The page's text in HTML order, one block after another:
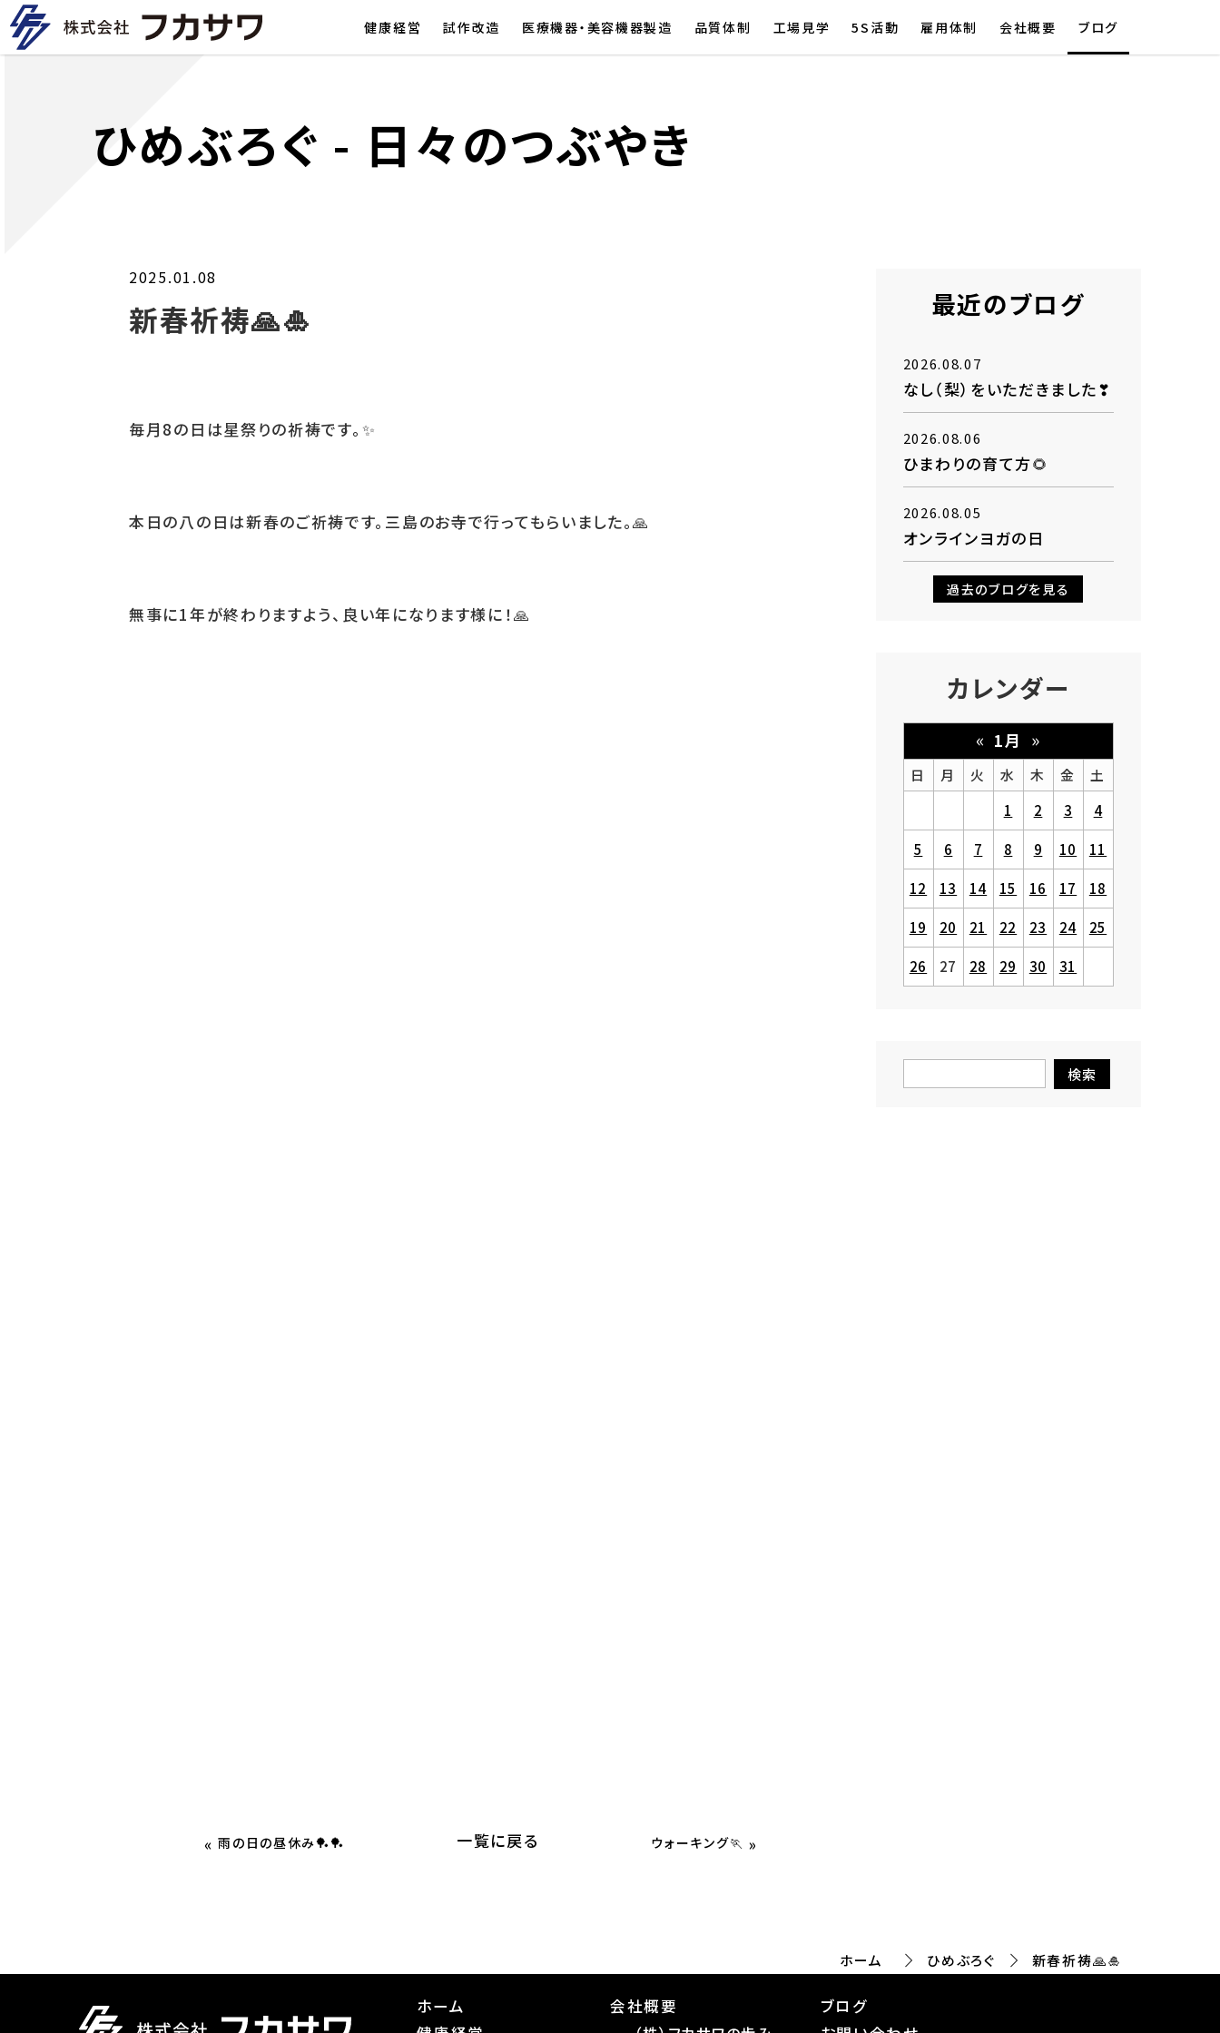
健康経営 試作改造 医療機器・美容機器製造 品質体制 工場見学 5S活動 雇用体制 会社概要 ブログ
ひめぶろぐ - 日々のつぶやき
2025.01.08
新春祈祷🙏🎍
毎月 8の日は星祭りの祈祷です。 ✨
本日の八の日は新春のご祈祷です。三島のお寺で行ってもらいました。🙏
無事に1年が終わりますよう、良い年になります様に！ 🙏
«雨の日の昼休み🏓🏓 一覧に戻る ウォーキング🏃 »
最近のブログ
2026.08.07
なし（梨）をいただきました❣
2026.08.06
ひまわりの育て方🌻
2026.08.05
オンラインヨガの日
過去のブログを見る
カレンダー
« 1月 »
日 月 火 水 木 金
土
1
2 3 4
5 6 7 8 9 10 11
12 13 14 15 16 17 18
19 20 21 22 23 24 25
26 27 28 29 30 31
ホーム ひめぶろぐ 新春祈祷🙏🎍
ホーム
会社概要
ブログ